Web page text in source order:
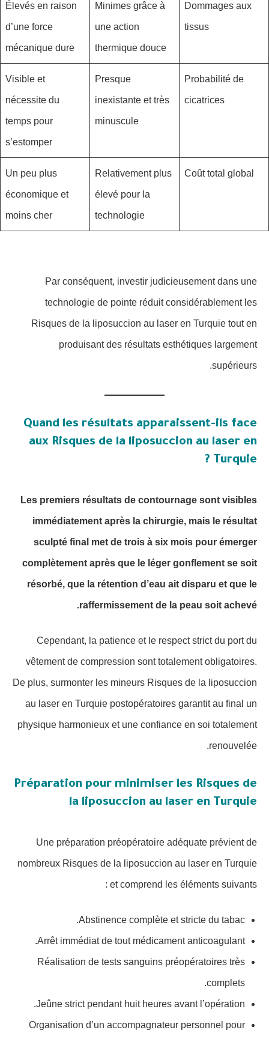
Dommages aux
tissus
Minimes grâce à
une action
thermique douce
Élevés en raison
d’une force
mécanique dure
Probabilité de
cicatrices
Presque
inexistante et très
minuscule
Visible et
nécessite du
temps pour
s’estomper
Coût total global
Relativement plus
élevé pour la
technologie
Un peu plus
économique et
moins cher
Par conséquent, investir judicieusement dans une
technologie de pointe réduit considérablement les
Risques de la liposuccion au laser en Turquie tout en
produisant des résultats esthétiques largement
supérieurs.
Quand les résultats apparaissent-ils face
aux Risques de la liposuccion au laser en
Turquie ?
Les premiers résultats de contournage sont visibles
immédiatement après la chirurgie, mais le résultat
sculpté final met de trois à six mois pour émerger
complètement après que le léger gonflement se soit
résorbé, que la rétention d’eau ait disparu et que le
raffermissement de la peau soit achevé.
Cependant, la patience et le respect strict du port du
vêtement de compression sont totalement obligatoires.
De plus, surmonter les mineurs Risques de la liposuccion
au laser en Turquie postopératoires garantit au final un
physique harmonieux et une confiance en soi totalement
renouvelée.
Préparation pour minimiser les Risques de
la liposuccion au laser en Turquie
Une préparation préopératoire adéquate prévient de
nombreux Risques de la liposuccion au laser en Turquie
et comprend les éléments suivants :
Abstinence complète et stricte du tabac.
Arrêt immédiat de tout médicament anticoagulant.
Réalisation de tests sanguins préopératoires très
complets.
Jeûne strict pendant huit heures avant l’opération.
Organisation d’un accompagnateur personnel pour